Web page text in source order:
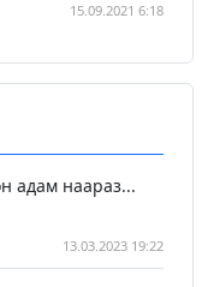
15.09.2021 6:18
адам наараз...
13.03.2023 19:22